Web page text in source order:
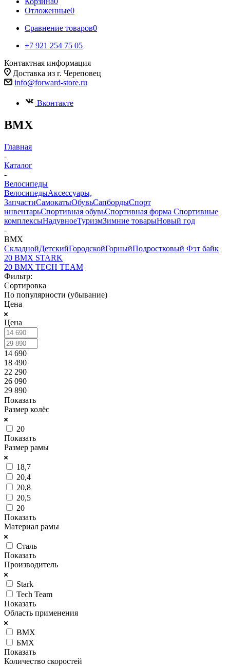
Отложенные0
Сравнение товаров0
+7 921 254 75 05
Контактная информация
Доставка из г. Череповец
info@forward-store.ru
Вконтакте
BMX
Главная
-
Каталог
-
Велосипеды
ВелосипедыАксессуары,
ЗапчастиСамокатыОбувьСапбордыСпорт
инвентарьСпортивная обувьСпортивная форма Спортивные
комплексыНадувноеТуризмЗимние товарыНовый год
-
BMX
СкладнойДетскийГородскойГорныйПодростковый Фэт байк
20 BMX STARK
20 BMX TECH TEAM
Фильтр:
Сортировка
По популярности (убывание)
Цена
Цена
14 690
18 490
22 290
26 090
29 890
Показать
Размер колёс
20
Показать
Размер рамы
18,7
20,4
20,8
20,5
20
Показать
Материал рамы
Сталь
Показать
Производитель
Stark
Tech Team
Показать
Область применения
BMX
БМХ
Показать
Количество скоростей